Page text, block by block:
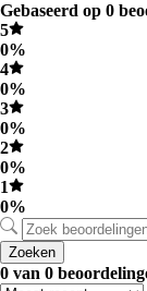
Gebaseerd op 0
5
0%
4
0%
3
0%
2
0%
1
0%
Zoeken
0 van 0